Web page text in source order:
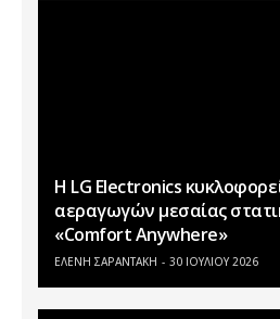
Η LG Electronics
αεραγωγών μεσαίας
«Comfort Anywhere»
ΕΛΕΝΗ ΣΑΡΑΝΤΑΚΗ 30 ΙΟΥΛΊΟΥ 2026